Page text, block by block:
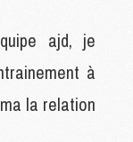
ajd, je
à
la relation